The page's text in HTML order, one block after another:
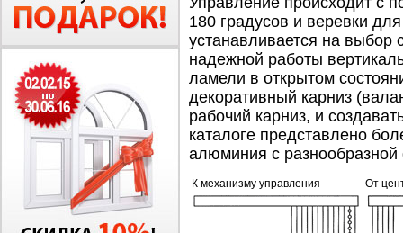
180 градусов и веревки
устанавливается на выбор
надежной работы
ламели в открытом
декоративный карниз
рабочий карниз, и
каталоге представлено
алюминия с разнообразной
К механизму управления От